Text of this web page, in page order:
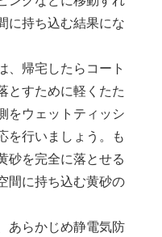
に持ち込む結果にな
、帰宅したらコート
とすために軽くたた
をウェットティッシ
を行いましょう。も
砂を完全に落とせる
間に持ち込む黄砂の
あらかじめ静電気防